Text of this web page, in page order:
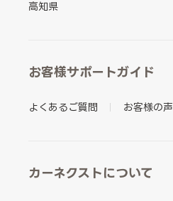
高知県
お客様サポートガイド
よくあるご質問 お客様の声
カーネクストについて